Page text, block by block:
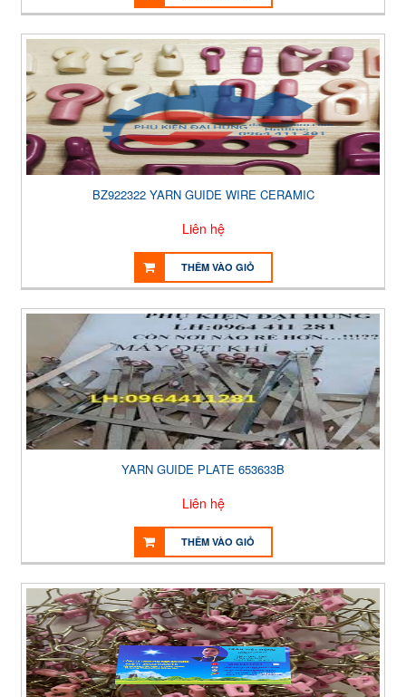
BZ922322 YARN GUIDE WIRE CERAMIC
Liên hệ
THÊM VÀO GIỎ
YARN GUIDE PLATE 653633B
Liên hệ
THÊM VÀO GIỎ